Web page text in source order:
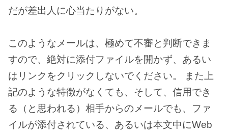
だが差出人に心当たりがない。
このようなメールは、極めて不審と判断できま
すので、絶対に添付ファイルを開かず、あるい
はリンクをクリックしないでください。 また上
記のような特徴がなくても、そして、信用でき
る（と思われる）相手からのメールでも、ファ
イルが添付されている、あるいは本文中にWeb